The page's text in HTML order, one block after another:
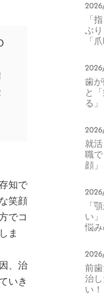
知で
笑顔
でコ
ま
、治
いき
「
ぶ
「
つ
歯
の
を
める
歯
と
る
正
生
化
エ
就
職
顔
る
印
右
元
方
「
い
悩
に
ト
ラ
変化
前
治
い